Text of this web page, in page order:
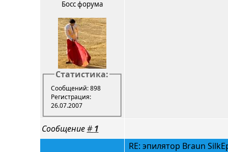
Босс форума
Статистика:
Сообщений: 898
Регистрация:
26.07.2007
Сообщение#1
RE: эпилятор Braun